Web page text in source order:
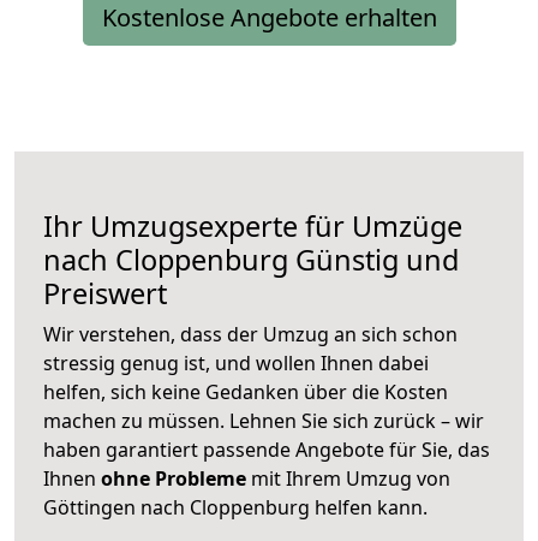
Kostenlose Angebote erhalten
Ihr Umzugsexperte für Umzüge
nach Cloppenburg Günstig und
Preiswert
Wir verstehen, dass der Umzug an sich schon
stressig genug ist, und wollen Ihnen dabei
helfen, sich keine Gedanken über die Kosten
machen zu müssen. Lehnen Sie sich zurück – wir
haben garantiert passende Angebote für Sie, das
Ihnen ohne Probleme mit Ihrem Umzug von
Göttingen nach Cloppenburg helfen kann.